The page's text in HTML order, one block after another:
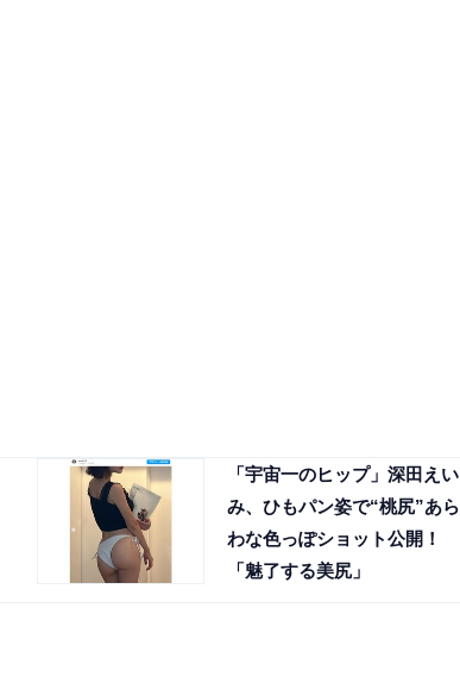
「宇宙一のヒップ」深田えい
み、ひもパン姿で“桃尻”あら
わな色っぽショット公開！
「魅了する美尻」